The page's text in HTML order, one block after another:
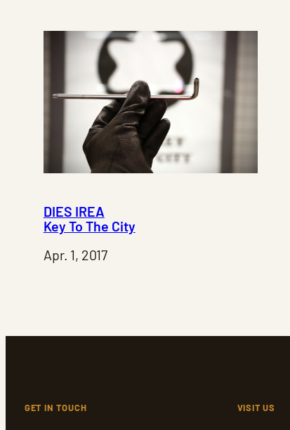
DIES IREA
Key To The City
Apr. 1, 2017
GET IN TOUCH VISIT US